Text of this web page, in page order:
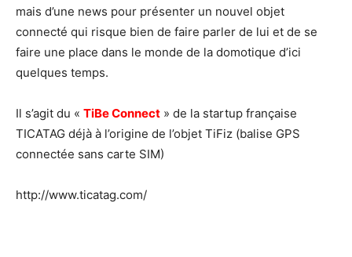
mais d’une news pour présenter un nouvel objet
connecté qui risque bien de faire parler de lui et de se
faire une place dans le monde de la domotique d’ici
quelques temps.
Il s’agit du « TiBe Connect » de la startup française
TICATAG déjà à l’origine de l’objet TiFiz (balise GPS
connectée sans carte SIM)
http://www.ticatag.com/